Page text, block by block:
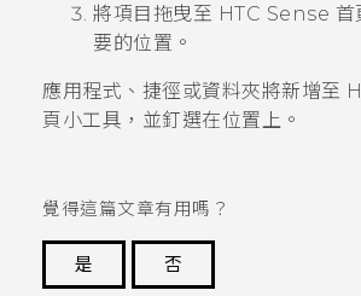
將項目拖曳至 HTC Sense 首
要的位置。
應用程式、捷徑或資料夾將新增至
頁小工具，並釘選在位置上。
覺得這篇文章有用嗎？
是
否